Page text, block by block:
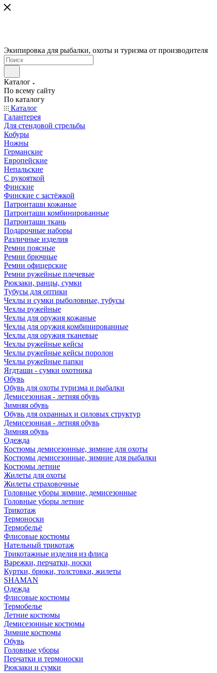
Экипировка для рыбалки, охоты и туризма от производителя
Каталог
По всему сайту
По каталогу
Каталог
Галантерея
Для стендовой стрельбы
Кобуры
Ножны
Германские
Европейские
Непальские
С рукояткой
Финские
Финские с застёжкой
Патронташи кожаные
Патронташи комбинированные
Патронташи ткань
Подарочные наборы
Различные изделия
Ремни поясные
Ремни брючные
Ремни офицерские
Ремни ружейные плечевые
Рюкзаки, ранцы, сумки
Тубусы для оптики
Чехлы и сумки рыболовные, тубусы
Чехлы ружейные
Чехлы для оружия кожаные
Чехлы для оружия комбинированные
Чехлы для оружия тканевые
Чехлы ружейные кейсы
Чехлы ружейные кейсы поролон
Чехлы ружейные папки
Ягдташи - сумки охотника
Обувь
Обувь для охоты туризма и рыбалки
Демисезонная - летняя обувь
Зимняя обувь
Обувь для охранных и силовых структур
Демисезонная - летняя обувь
Зимняя обувь
Одежда
Костюмы демисезонные, зимние для охоты
Костюмы демисезонные, зимние для рыбалки
Костюмы летние
Жилеты для охоты
Жилеты страховочные
Головные уборы зимние, демисезонные
Головные уборы летние
Трикотаж
Термоноски
Термобельё
Флисовые костюмы
Нательный трикотаж
Трикотажные изделия из флиса
Варежки, перчатки, носки
Куртки, брюки, толстовки, жилеты
SHAMAN
Одежда
Флисовые костюмы
Термобелье
Летние костюмы
Демисезонные костюмы
Зимние костюмы
Обувь
Головные уборы
Перчатки и термоноски
Рюкзаки и сумки